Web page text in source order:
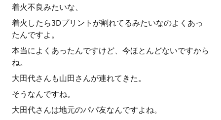
着火不良みたいな、
着火したら3Dプリントが割れてるみたいなのよくあっ
たんですよ。
本当によくあったんですけど、今ほとんどないですから
ね。
大田代さんも山田さんが連れてきた。
そうなんですね。
大田代さんは地元のパパ友なんですよね。